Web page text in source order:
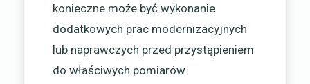
konieczne może być wykonanie
dodatkowych prac modernizacyjnych
lub naprawczych przed przystąpieniem
do właściwych pomiarów.